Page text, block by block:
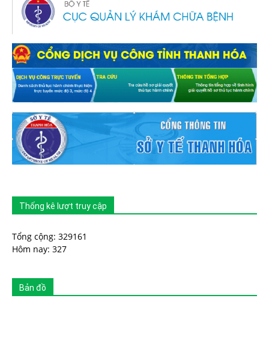
Thống kê lượt truy cập
Tổng cộng: 329161
Hôm nay: 327
Bản đồ